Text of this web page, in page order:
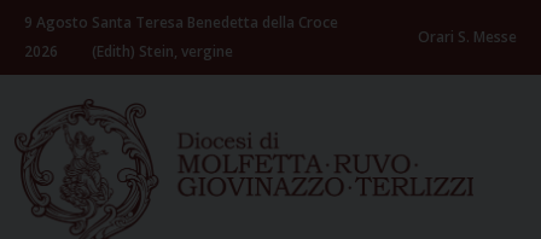
Skip
content
9 Agosto
2026
Santa Teresa Benedetta della Croce
(Edith) Stein, vergine
Orari S. Messe